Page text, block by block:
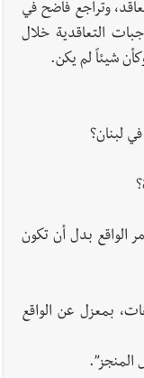
وتراجع فاضح في
التعاقدية خلال
شيئاً لم يكن.
لبنان؟
الواقع بدل أن تكون
بمعزل عن الواقع
المنجز”.